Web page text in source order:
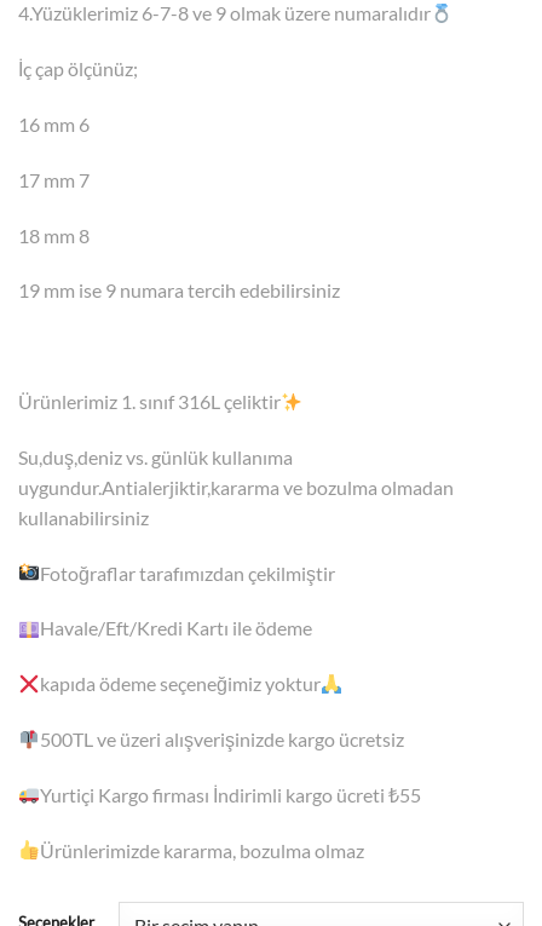
4.Yüzüklerimiz 6-7-8 ve 9 olmak üzere numaralıdır
İç çap ölçünüz;
16 mm 6
17 mm 7
18 mm 8
19 mm ise 9 numara tercih edebilirsiniz
Ürünlerimiz 1. sınıf 316L çeliktir
Su,duş,deniz vs. günlük kullanıma
uygundur.Antialerjiktir,kararma ve bozulma olmadan
kullanabilirsiniz
Fotoğraflar tarafımızdan çekilmiştir
Havale/Eft/Kredi Kartı ile ödeme
kapıda ödeme seçeneğimiz yoktur
500TLve üzeri alışverişinizde kargo ücretsiz
Yurtiçi Kargo firması İndirimli kargo ücreti ₺55
Ürünlerimizde kararma, bozulma olmaz